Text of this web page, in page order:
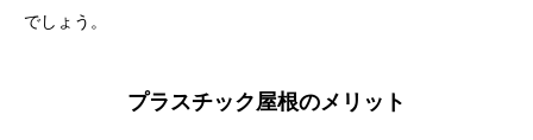
でしょう。
プラスチック屋根のメリット